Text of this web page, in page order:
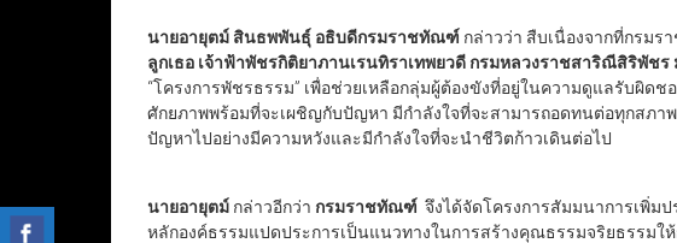
นายอายุตม์ สินธพพันธุ์ อธิบดีกรมราชทัณฑ์ กล่าวว่า สืบเนื่องจากที่กรม
ลูกเธอ เจ้าฟ้าพัชรกิติยาภานเรนทิราเทพยวดี กรมหลวงราชสาริณีสิริพัช
“โครงการพัชรธรรม” เพื่อช่วยเหลือกลุ่มผู้ต้องขังที่อยู่ในความดูแลรับผิ
ศักยภาพพร้อมที่จะเผชิญกับปัญหา มีกำลังใจที่จะสามารถอดทนต่อทุกสภา
ปัญหาไปอย่างมีความหวังและมีกำลังใจที่จะนำชีวิตก้าวเดินต่อไป
นายอายุตม์ กล่าวอีกว่า กรมราชทัณฑ์ จึงได้จัดโครงการสัมมนาการเพิ่ม
หลักองค์ธรรมแปดประการเป็นแนวทางในการสร้างคุณธรรมจริยธรรม